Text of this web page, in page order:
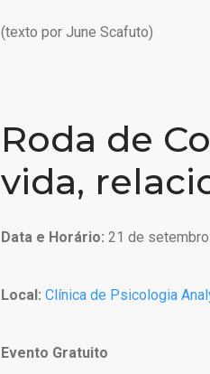
(texto por June Scafuto)
Roda de
vida,
Data e Horário: 21 de
Local: Clínica de Psicologia
Evento Gratuito